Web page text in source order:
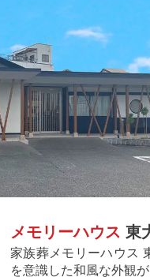
メモリーハウス 東
家族葬メモリーハウス
を意識した和風な外観